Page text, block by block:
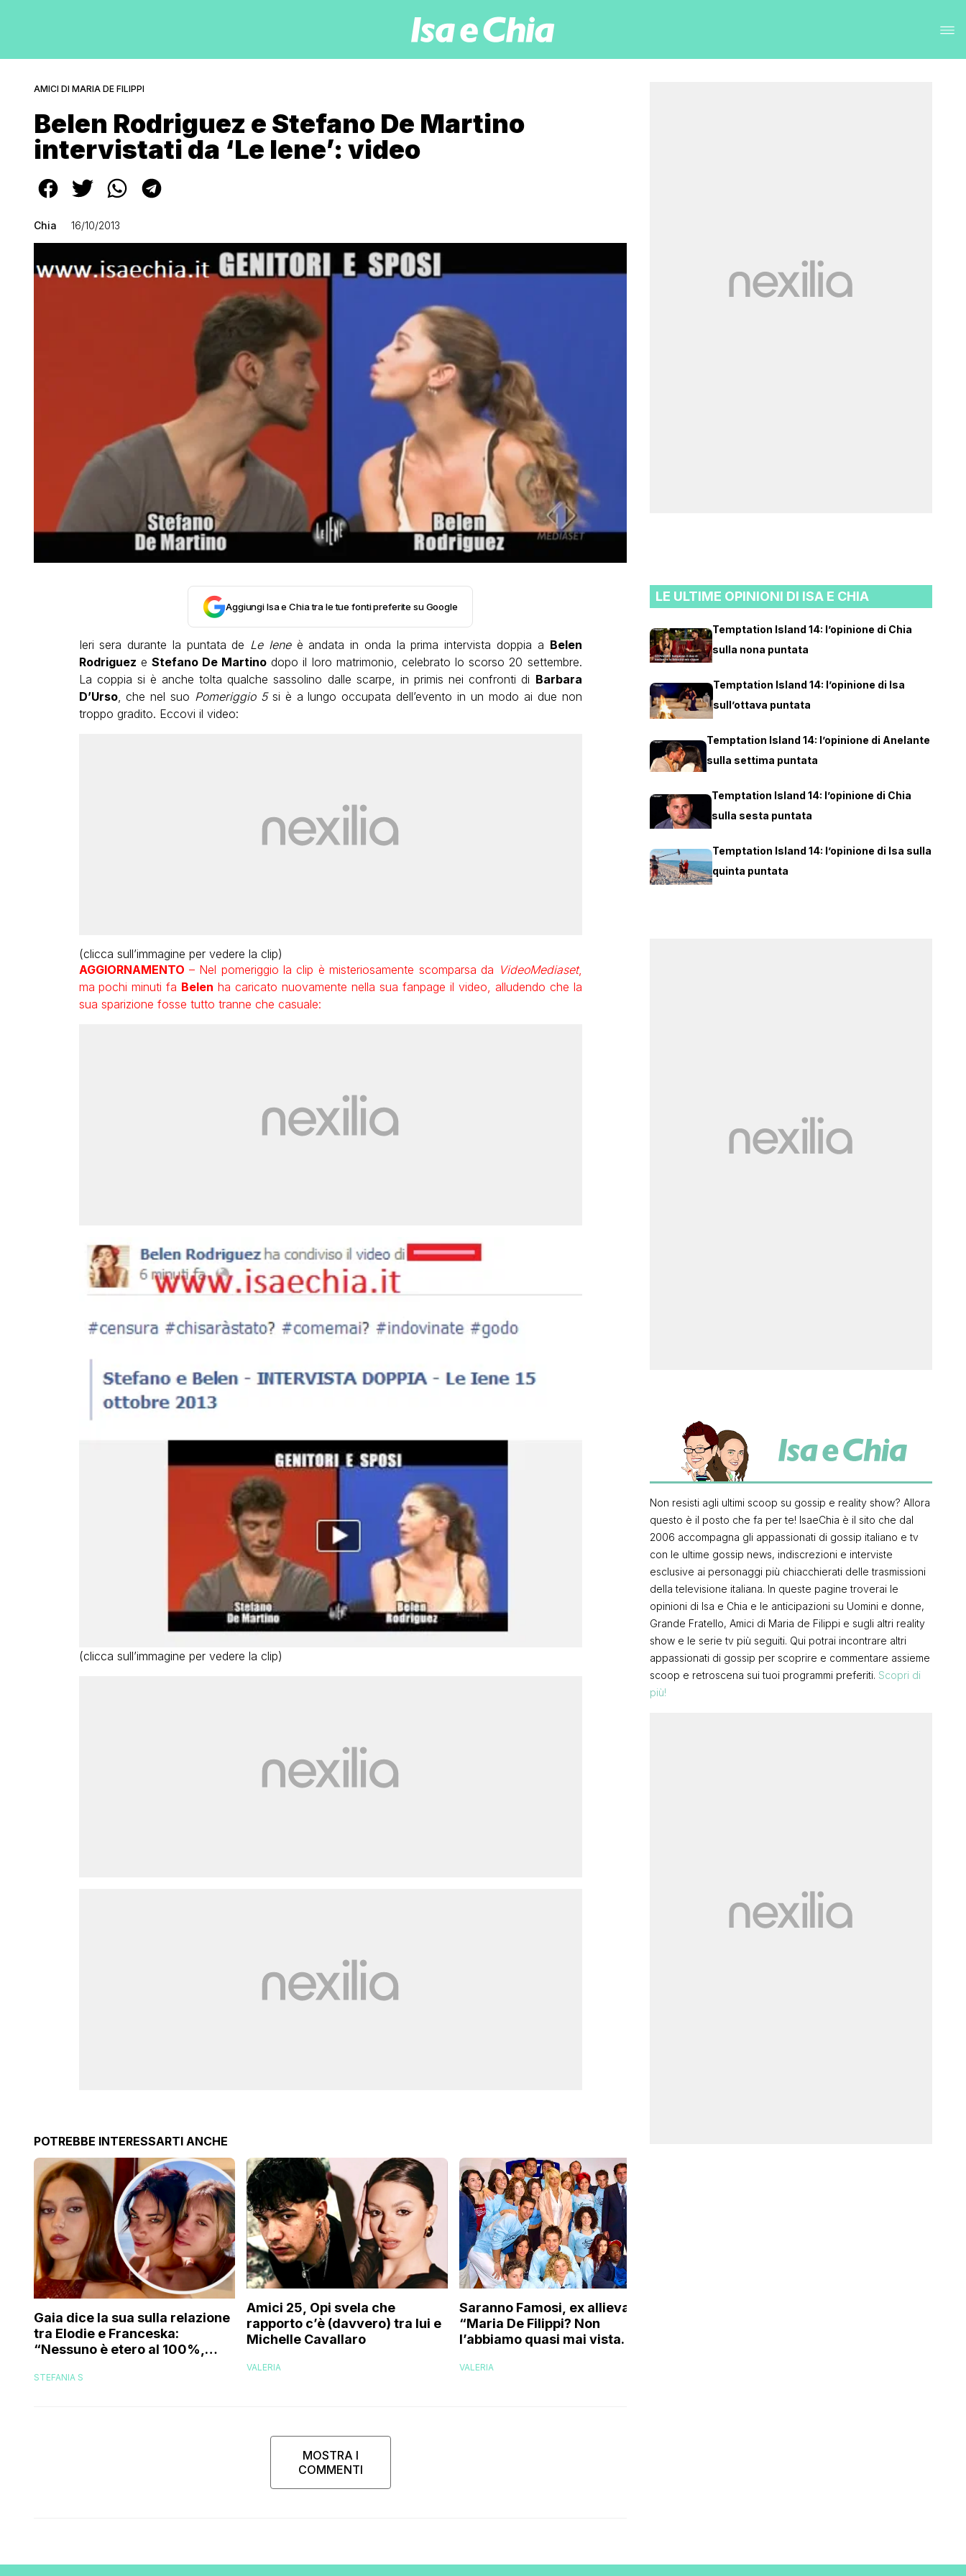
AMICI DI MARIA DE FILIPPI
Belen Rodriguez e Stefano De Martino
intervistati da ‘Le Iene’: video
Chia 16/10/2013
Aggiungi Isa e Chia tra le tue fonti preferite su Google
Ieri sera durante la puntata de Le Ieneè andata in onda la prima intervista doppia a Belen
Rodriguez e Stefano De Martino dopo il loro matrimonio, celebrato lo scorso 20 settembre.
La coppia si è anche tolta qualche sassolino dalle scarpe, in primis nei confronti di Barbara
D’Urso, che nel suo Pomeriggio 5si è a lungo occupata dell’evento in un modo ai due non
troppo gradito. Eccovi il video:
(clicca sull’immagine per vedere la clip)
AGGIORNAMENTO – Nel pomeriggio la clip è misteriosamente scomparsa da VideoMediaset,
ma pochi minuti fa Belen ha caricato nuovamente nella sua fanpage il video, alludendo che la
sua sparizione fosse tutto tranne che casuale:
(clicca sull’immagine per vedere la clip)
POTREBBE INTERESSARTI ANCHE
Gaia dice la sua sulla relazione
tra Elodie e Franceska:
“Nessuno è etero al 100%,
STEFANIA S
Amici 25, Opi svela che
rapporto c’è (davvero) tra lui e
Michelle Cavallaro
VALERIA
Saranno Famosi, ex allieva:
“Maria De Filippi? Non
l’abbiamo quasi mai vista. Noi
voglio credere che…”
VALERIA
MOSTRA I
COMMENTI
LE ULTIME OPINIONI DI ISA E CHIA
Temptation Island 14: l’opinione di Chia
sulla nona puntata
Temptation Island 14: l’opinione di Isa
sull’ottava puntata
Temptation Island 14: l’opinione di Anelante
sulla settima puntata
Temptation Island 14: l’opinione di Chia
sulla sesta puntata
Temptation Island 14: l’opinione di Isa sulla
quinta puntata
Non resisti agli ultimi scoop su gossip e reality show? Allora
questo è il posto che fa per te! IsaeChia è il sito che dal
2006 accompagna gli appassionati di gossip italiano e tv
con le ultime gossip news, indiscrezioni e interviste
esclusive ai personaggi più chiacchierati delle trasmissioni
della televisione italiana. In queste pagine troverai le
opinioni di Isa e Chia e le anticipazioni su Uomini e donne,
Grande Fratello, Amici di Maria de Filippi e sugli altri reality
show e le serie tv più seguiti. Qui potrai incontrare altri
appassionati di gossip per scoprire e commentare assieme
scoop e retroscena sui tuoi programmi preferiti. Scopri di
più!